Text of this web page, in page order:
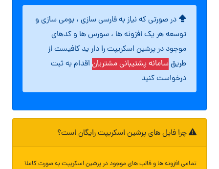
در صورتی که نیاز به فارسی سازی ، بومی سازی و
توسعه هر یک افزونه ها ، سورس ها و کدهای
موجود در پرشین اسکریپت را دار ید کافیست از
طریقسامانه پشتیبانی مشتریان اقدام به ثبت
درخواست کنید
چرا فایل های پرشین اسکریپت رایگان است؟
تمامی افزونه ها و قالب های موجود در پرشین اسکریپت به صورت کاملا